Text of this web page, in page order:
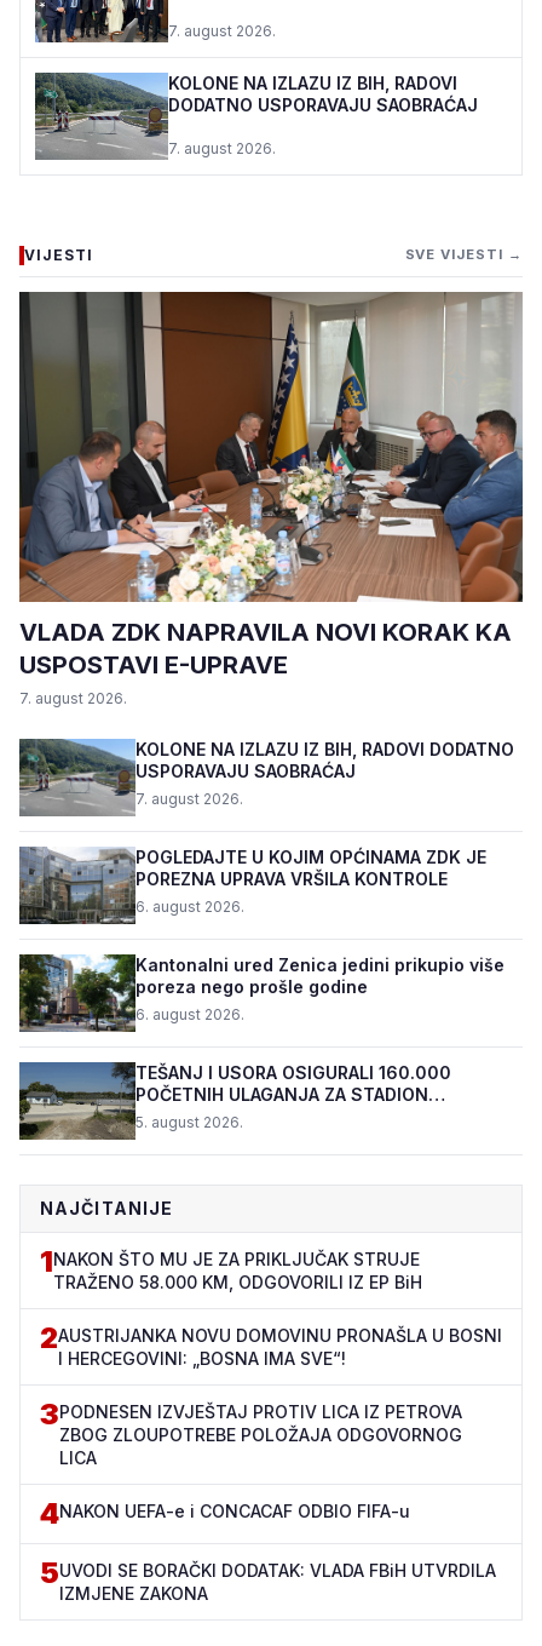
7. august 2026.
KOLONE NA IZLAZU IZ BIH, RADOVI
DODATNO USPORAVAJU SAOBRAĆAJ
7. august 2026.
VIJESTI SVE VIJESTI →
VLADA ZDK NAPRAVILA NOVI KORAK KA
USPOSTAVI E-UPRAVE
7. august 2026.
KOLONE NA IZLAZU IZ BIH, RADOVI DODATNO
USPORAVAJU SAOBRAĆAJ
7. august 2026.
POGLEDAJTE U KOJIM OPĆINAMA ZDK JE
POREZNA UPRAVA VRŠILA KONTROLE
6. august 2026.
Kantonalni ured Zenica jedini prikupio više
poreza nego prošle godine
6. august 2026.
TEŠANJ I USORA OSIGURALI 160.000
POČETNIH ULAGANJA ZA STADION
„TOPOLIK“
5. august 2026.
NAJČITANIJE
1NAKON ŠTO MU JE ZA PRIKLJUČAK STRUJE
TRAŽENO 58.000 KM, ODGOVORILI IZ EP BiH
2AUSTRIJANKA NOVU DOMOVINU PRONAŠLA U BOSNI
I HERCEGOVINI: „BOSNA IMA SVE“!
3PODNESEN IZVJEŠTAJ PROTIV LICA IZ PETROVA
ZBOG ZLOUPOTREBE POLOŽAJA ODGOVORNOG
LICA
4NAKON UEFA-e i CONCACAF ODBIO FIFA-u
5UVODI SE BORAČKI DODATAK: VLADA FBiH UTVRDILA
IZMJENE ZAKONA